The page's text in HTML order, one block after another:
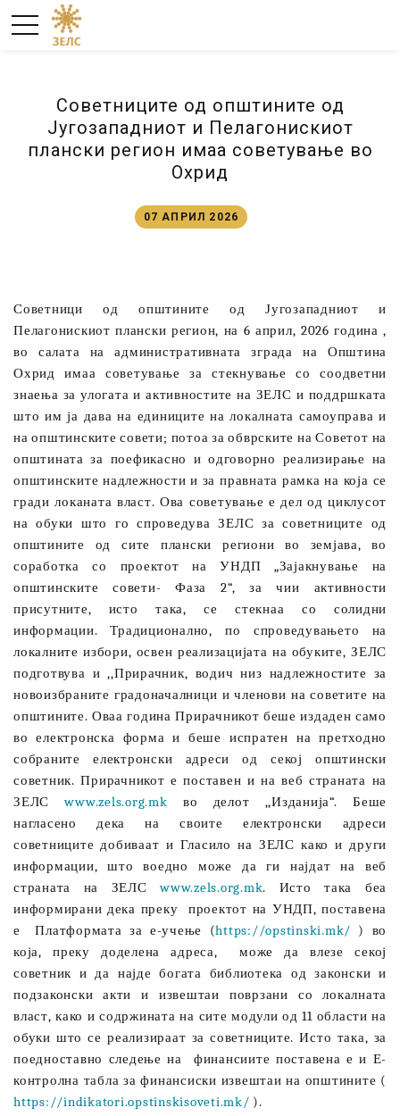
Советниците од општините од
Југозападниот и Пелагонискиот
плански регион имаа советување во
Охрид
07 АПРИЛ 2026
Советници од општините од Југозападниот и
Пелагонискиот плански регион, на 6 април, 2026 година ,
во салата на административната зграда на Општина
Охрид имаа советување за стекнување со соодветни
знаења за улогата и активностите на ЗЕЛС и поддршката
што им ја дава на единиците на локалната самоуправа и
на општинските совети; потоа за обврските на Советот на
општината за поефикасно и одговорно реализирање на
општинските надлежности и за правната рамка на која се
гради локаната власт. Ова советување е дел од циклусот
на обуки што го спроведува ЗЕЛС за советниците од
општините од сите плански региони во земјава, во
соработка со проектот на УНДП „Зајакнување на
општинските совети- Фаза 2“, за чии активности
присутните, исто така, се стекнаа со солидни
информации. Традиционално, по спроведувањето на
локалните избори, освен реализацијата на обуките, ЗЕЛС
подготвува и ,,Прирачник, водич низ надлежностите за
новоизбраните градоначалници и членови на советите на
општините. Оваа година Прирачникот беше издаден само
во електронска форма и беше испратен на претходно
собраните електронски адреси од секој општински
советник. Прирачникот е поставен и на веб страната на
ЗЕЛСwww.zels.org.mk во делот ,,Изданија“. Беше
нагласено дека на своите електронски адреси
советниците добиваат и Гласило на ЗЕЛС како и други
информации, што воедно може да ги најдат на веб
страната на ЗЕЛСwww.zels.org.mk. Исто така беа
информирани дека преку
проектот на УНДП, поставена
е
Платформата за е-учење (https://opstinski.mk/ ) во
која, преку доделена адреса,
може да влезе секој
советник и да најде богата библиотека од законски и
подзаконски акти и извештаи поврзани со локалната
власт, како и содржината на сите модули од 11 области на
обуки што се реализираат за советниците. Исто така, за
поедноставно следење на
финансиите поставена е и Е-
контролна табла за финансиски извештаи на општините (
https://indikatori.opstinskisoveti.mk/ ).